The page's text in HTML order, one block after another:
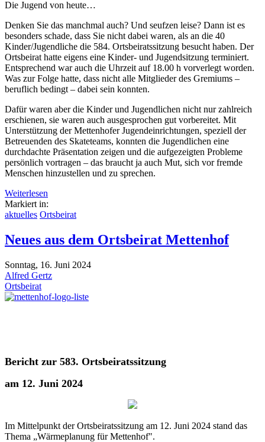
Die Jugend von heute…
Denken Sie das manchmal auch? Und seufzen leise? Dann ist es
besonders schade, dass Sie nicht dabei waren, als an die 40
Kinder/Jugendliche die 584. Ortsbeiratssitzung besucht haben. Der
Ortsbeirat hatte eigens eine Kinder- und Jugendsitzung terminiert.
Entsprechend war auch die Uhrzeit auf 18.00 h vorverlegt worden.
Was zur Folge hatte, dass nicht alle Mitglieder des Gremiums –
beruflich bedingt – dabei sein konnten.
Dafür waren aber die Kinder und Jugendlichen nicht nur zahlreich
erschienen, sie waren auch ausgesprochen gut vorbereitet. Mit
Unterstützung der Mettenhofer Jugendeinrichtungen, speziell der
Betreuenden des Skateteams, konnten die Jugendlichen eine
durchdachte Präsentation zeigen und die aufgezeigten Probleme
persönlich vortragen – das braucht ja auch Mut, sich vor fremde
Menschen hinzustellen und zu sprechen.
Weiterlesen
Markiert in:
aktuelles Ortsbeirat
Neues aus dem Ortsbeirat Mettenhof
Sonntag, 16. Juni 2024
Alfred Gertz
Ortsbeirat
Bericht zur 583. Ortsbeiratssitzung
am 12. Juni 2024
Im Mittelpunkt der Ortsbeiratssitzung am 12. Juni 2024 stand das
Thema „Wärmeplanung für Mettenhof".